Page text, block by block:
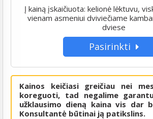
Į kainą įskaičiuota: kelionė lėktuvu,
vienam asmeniui dviviečiame
dviese
Pasirinkti
Kainos keičiasi greičiau nei
koreguoti, tad negalime
užklausimo dieną kaina vis dar
Konsultantė būtinai ją patikslins.